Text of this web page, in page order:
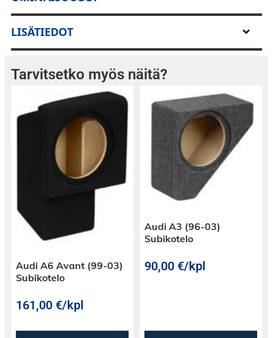
LISÄTIEDOT
Tarvitsetko myös näitä?
Audi A6 Avant (99-03)
Subikotelo
161,00€/kpl
Audi A3 (96-03)
Subikotelo
90,00€/kpl